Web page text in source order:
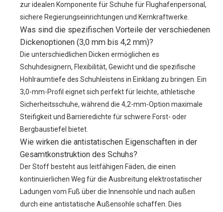
zur idealen Komponente für Schuhe für Flughafenpersonal,
sichere Regierungseinrichtungen und Kernkraftwerke.
Was sind die spezifischen Vorteile der verschiedenen
Dickenoptionen (3,0 mm bis 4,2 mm)?
Die unterschiedlichen Dicken ermöglichen es
Schuhdesignern, Flexibilität, Gewicht und die spezifische
Hohlraumtiefe des Schuhleistens in Einklang zu bringen. Ein
3,0-mm-Profil eignet sich perfekt für leichte, athletische
Sicherheitsschuhe, während die 4,2-mm-Option maximale
Steifigkeit und Barrieredichte für schwere Forst- oder
Bergbaustiefel bietet.
Wie wirken die antistatischen Eigenschaften in der
Gesamtkonstruktion des Schuhs?
Der Stoff besteht aus leitfähigen Fäden, die einen
kontinuierlichen Weg für die Ausbreitung elektrostatischer
Ladungen vom Fuß über die Innensohle und nach außen
durch eine antistatische Außensohle schaffen. Dies